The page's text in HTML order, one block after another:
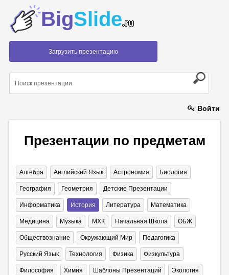
BigSlide.ru
Загрузить презентацию
Войти
Презентации по предметам
Алгебра Английский Язык Астрономия Биология
География Геометрия Детские Презентации
Информатика История Литература Математика
Медицина Музыка МХК Начальная Школа ОБЖ
Обществознание Окружающий Мир Педагогика
Русский Язык Технология Физика Физкультура
Философия Химия Шаблоны Презентаций Экология